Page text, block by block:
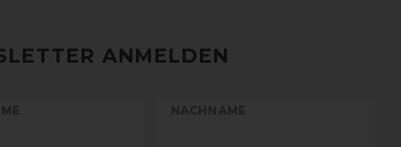
ANMELDEN
NACHNAME